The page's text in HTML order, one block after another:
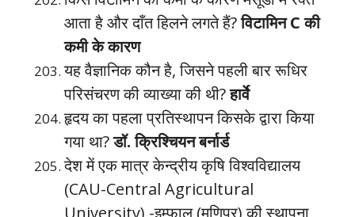
आता है और दाँत हिलने लगते हैं?विटामिन C की
कमी के कारण
यह वैज्ञानिक कौन है, जिसने पहली बार रूधिर
परिसंचरण की व्याख्या की थी?हार्वे
हृदय का पहला प्रतिस्थापन किसके द्वारा किया
गया था?डॉ. क्रिश्चियन बर्नार्ड
देश में एक मात्र केन्द्रीय कृषि विश्वविद्यालय
(CAU-Central Agricultural
University) -इम्फाल (मणिपुर) की स्थापना